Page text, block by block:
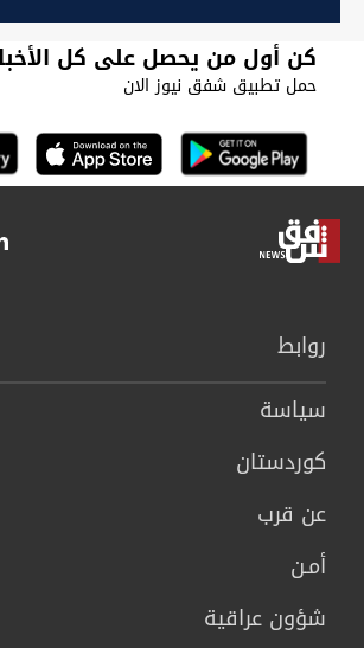
كن أول من يحصل على كل
حمل تطبيق شفق نيوز الان
روابط
سیاسة
كوردستان
عن قرب
أمـن
شؤون عراقية